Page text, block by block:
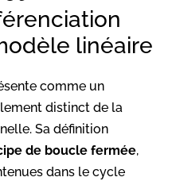
linéaire
comme un
distinct de la
Sa définition
de boucle fermée,
dans le cycle